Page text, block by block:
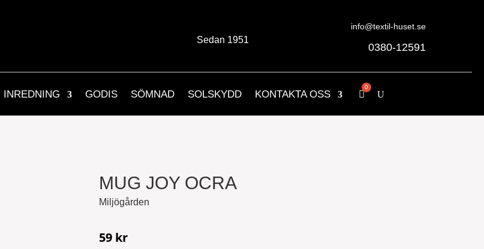
Sedan 1951
info@textil-huset.se
0380-12591
INREDNING GODIS SÖMNAD SOLSKYDD KONTAKTA OSS
MUG JOY OCRA
Miljögården
59 kr